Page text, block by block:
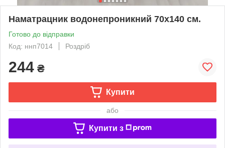
Наматрацник водонепроникний 70х140 см.
Готово до відправки
Код: ннп7014
Роздріб
244 ₴
Купити
або
Купити з